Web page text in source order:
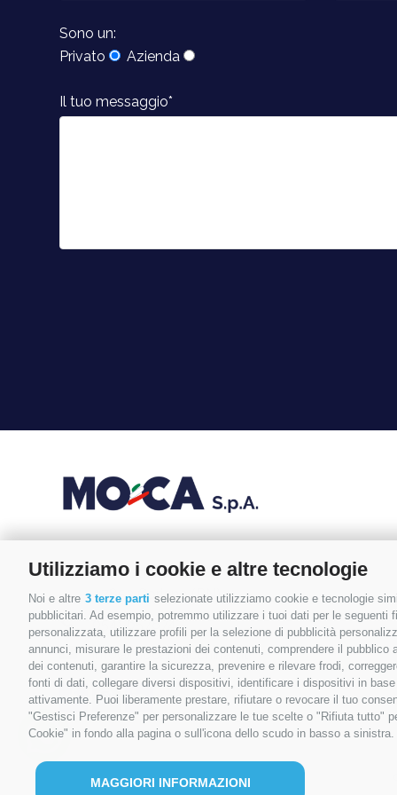
Utilizziamo i cookie e altre tecnologie
Noi e altre 3 terze parti selezionate utilizziamo cookie e tecnologie
pubblicitari. Ad esempio, potremmo utilizzare i tuoi dati per le
personalizzata, utilizzare profili per la selezione di pubblicità
annunci, misurare le prestazioni dei contenuti, comprendere il
dei contenuti, garantire la sicurezza, prevenire e rilevare frodi,
fonti di dati, collegare diversi dispositivi, identificare i dispositivi in
attivamente. Puoi liberamente prestare, rifiutare o revocare il tuo
"Gestisci Preferenze" per personalizzare le tue scelte o "Rifiuta tutto"
Cookie" in fondo alla pagina o sull'icona dello scudo in basso a
MAGGIORI INFORMAZIONI
Sono un:
Privato
Azienda
Il tuo messaggio*
Via Modena, 22
47853 Coriano (RN)
0541.657874
info@mocamacchinari.it
F
a
I
n
t
L
i
k